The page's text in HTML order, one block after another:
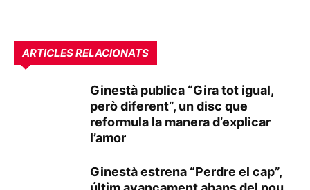
ARTICLES RELACIONATS
Ginestà publica “Gira tot igual,
però diferent”, un disc que
reformula la manera d’explicar
l’amor
Ginestà estrena “Perdre el cap”,